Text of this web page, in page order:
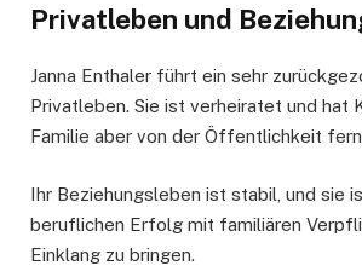
Privatleben und
Janna Enthaler führt ein sehr
Privatleben. Sie ist verheiratet und hat
Familie aber von der Öffentlichkeit
Ihr Beziehungsleben ist stabil, und sie
beruflichen Erfolg mit familiären
Einklang zu bringen.